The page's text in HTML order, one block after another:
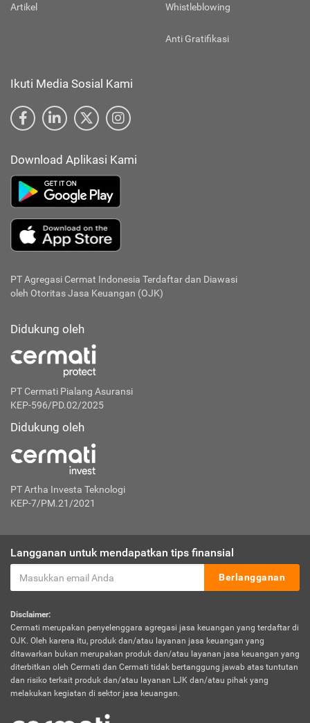
Artikel Whistleblowing
Anti Gratifikasi
Ikuti Media Sosial Kami
Download Aplikasi Kami
PT Agregasi Cermat Indonesia Terdaftar dan Diawasi
oleh Otoritas Jasa Keuangan (OJK)
Didukung oleh
PT Cermati Pialang Asuransi
KEP-596/PD.02/2025
Didukung oleh
PT Artha Investa Teknologi
KEP-7/PM.21/2021
Langganan untuk mendapatkan tips finansial
Berlangganan
Disclaimer:
Cermati merupakan penyelenggara agregasi jasa keuangan yang terdaftar di
OJK. Oleh karena itu, produk dan/atau layanan jasa keuangan yang
ditawarkan bukan merupakan produk dan/atau layanan jasa keuangan yang
diterbitkan oleh Cermati dan Cermati tidak bertanggung jawab atas tuntutan
dan risiko terkait produk dan/atau layanan LJK dan/atau pihak yang
melakukan kegiatan di sektor jasa keuangan.